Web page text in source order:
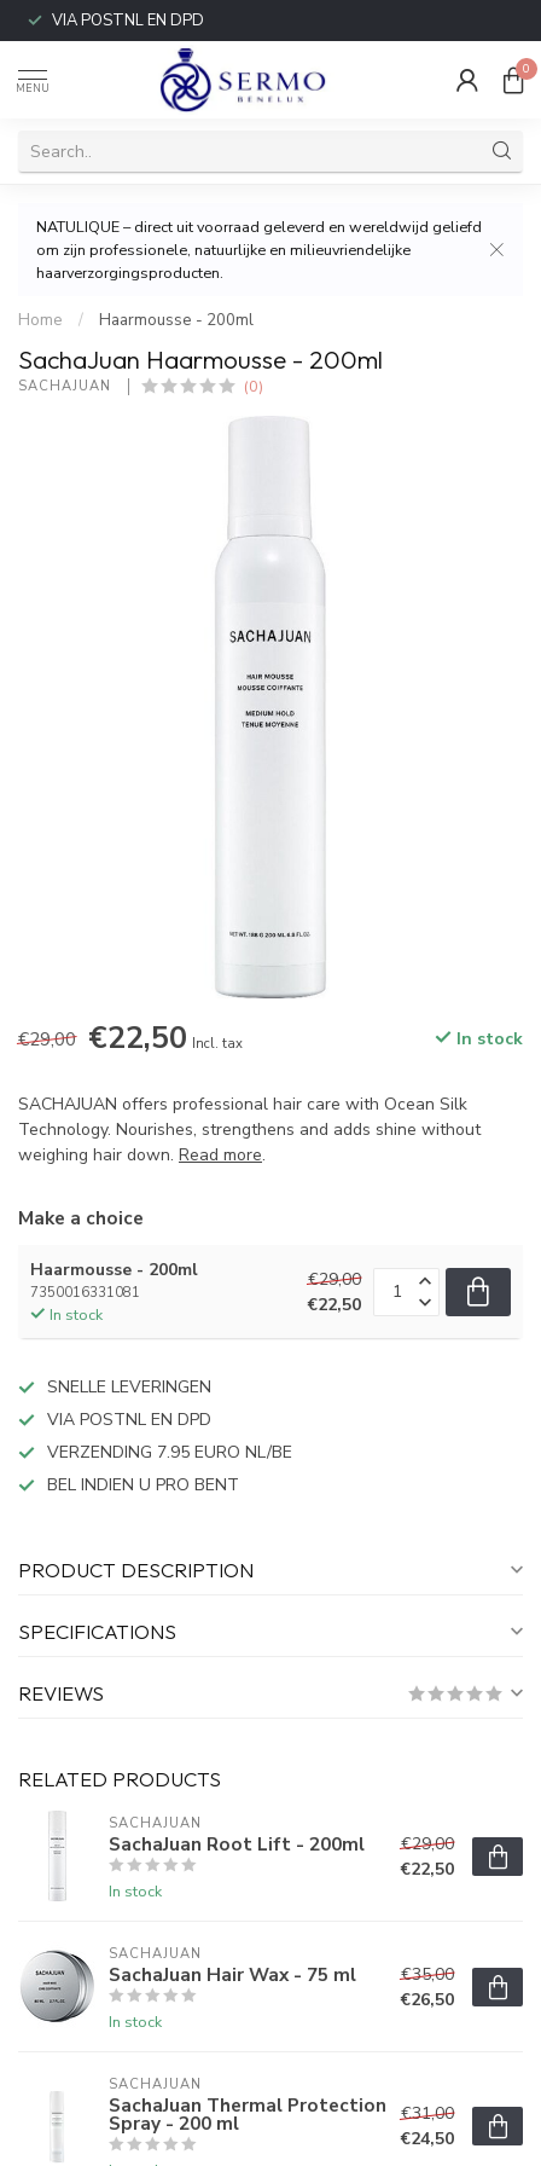
VIA POSTNL EN DPD
MENU
0
NATULIQUE – direct uit voorraad geleverd en wereldwijd geliefd
om zijn professionele, natuurlijke en milieuvriendelijke
haarverzorgingsproducten.
Home / Haarmousse - 200ml
SachaJuan Haarmousse - 200ml
SACHAJUAN (0)
€29,00 €22,50 Incl. tax In stock
SACHAJUAN offers professional hair care with Ocean Silk
Technology. Nourishes, strengthens and adds shine without
weighing hair down. Read more.
Make a choice
Haarmousse - 200ml
7350016331081
In stock
€29,00
€22,50
SNELLE LEVERINGEN
VIA POSTNL EN DPD
VERZENDING 7.95 EURO NL/BE
BEL INDIEN U PRO BENT
PRODUCT DESCRIPTION
SPECIFICATIONS
REVIEWS
RELATED PRODUCTS
SACHAJUAN
SachaJuan Root Lift - 200ml
In stock
€29,00
€22,50
SACHAJUAN
SachaJuan Hair Wax - 75 ml
In stock
€35,00
€26,50
SACHAJUAN
SachaJuan Thermal Protection
Spray - 200 ml
€31,00
€24,50